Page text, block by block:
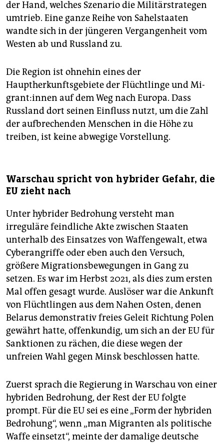
der Hand, welches Szenario die Militärstrategen
umtrieb. Eine ganze Reihe von Sahelstaaten
wandte sich in der jüngeren Vergangenheit vom
Westen ab und Russland zu.
Die Region ist ohnehin eines der
Hauptherkunftsgebiete der Flüchtlinge und Mi­
grant:in­nen auf dem Weg nach Europa. Dass
Russland dort seinen Einfluss nutzt, um die Zahl
der aufbrechenden Menschen in die Höhe zu
treiben, ist keine abwegige Vorstellung.
Warschau spricht von hybrider Gefahr, die
EU zieht nach
Unter hybrider Bedrohung versteht man
irreguläre feindliche Akte zwischen Staaten
unterhalb des Einsatzes von Waffengewalt, etwa
Cyberangriffe oder eben auch den Versuch,
größere Migrationsbewegungen in Gang zu
setzen. Es war im Herbst 2021, als dies zum ersten
Mal offen gesagt wurde. Auslöser war die Ankunft
von Flüchtlingen aus dem Nahen Osten, denen
Belarus demonstrativ freies Geleit Richtung Polen
gewährt hatte, offenkundig, um sich an der EU für
Sanktionen zu rächen, die diese wegen der
unfreien Wahl gegen Minsk beschlossen hatte.
Zuerst sprach die Regierung in Warschau von einer
hybriden Bedrohung, der Rest der EU folgte
prompt. Für die EU sei es eine „Form der hybriden
Bedrohung“, wenn „man Migranten als politische
Waffe einsetzt“, meinte der damalige deutsche